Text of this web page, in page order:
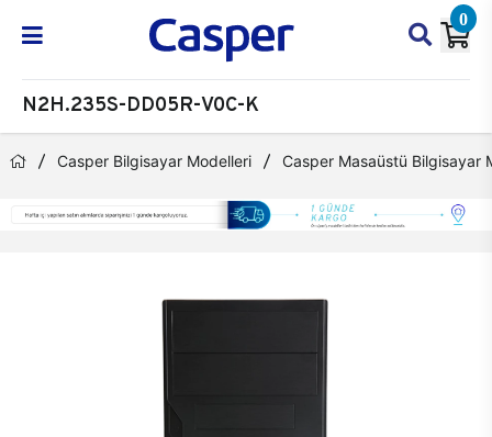
0
N2H.235S-DD05R-V0C-K
Casper Bilgisayar Modelleri Casper Masaüstü Bilgisayar